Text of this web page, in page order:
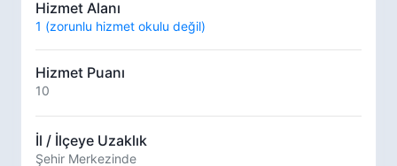
Hizmet Alanı
1 (zorunlu hizmet okulu değil)
Hizmet Puanı
10
İl / İlçeye Uzaklık
Şehir Merkezinde